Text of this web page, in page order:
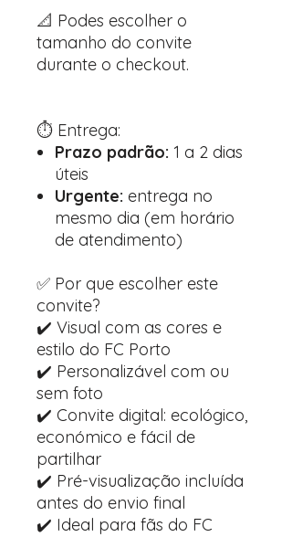
📐 Podes escolher o
tamanho do convite
durante o checkout.
⏱️ Entrega:
Prazo padrão: 1 a 2 dias
úteis
Urgente: entrega no
mesmo dia (em horário
de atendimento)
✅ Por que escolher este
convite?
✔️ Visual com as cores e
estilo do FC Porto
✔️ Personalizável com ou
sem foto
✔️ Convite digital: ecológico,
económico e fácil de
partilhar
✔️ Pré-visualização incluída
antes do envio final
✔️ Ideal para fãs do FC